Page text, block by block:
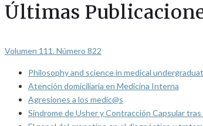
Últimas
Volumen 111. Número 822
Philosophy and science in medical
Atención domiciliaria en Medicina Interna
Agresiones a los medic@s
Síndrome de Usher y Contracción Capsular